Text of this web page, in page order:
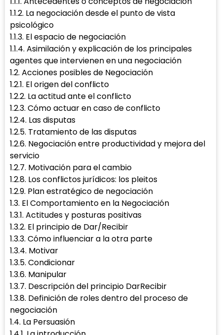
1.1.2. La negociación desde el punto de vista
psicológico
1.1.3. El espacio de negociación
1.1.4. Asimilación y explicación de los principales
agentes que intervienen en una negociación
1.2. Acciones posibles de Negociación
1.2.1. El origen del conflicto
1.2.2. La actitud ante el conflicto
1.2.3. Cómo actuar en caso de conflicto
1.2.4. Las disputas
1.2.5. Tratamiento de las disputas
1.2.6. Negociación entre productividad y mejora del
servicio
1.2.7. Motivación para el cambio
1.2.8. Los conflictos jurídicos: los pleitos
1.2.9. Plan estratégico de negociación
1.3. El Comportamiento en la Negociación
1.3.1. Actitudes y posturas positivas
1.3.2. El principio de Dar/Recibir
1.3.3. Cómo influenciar a la otra parte
1.3.4. Motivar
1.3.5. Condicionar
1.3.6. Manipular
1.3.7. Descripción del principio DarRecibir
1.3.8. Definición de roles dentro del proceso de
negociación
1.4. La Persuasión